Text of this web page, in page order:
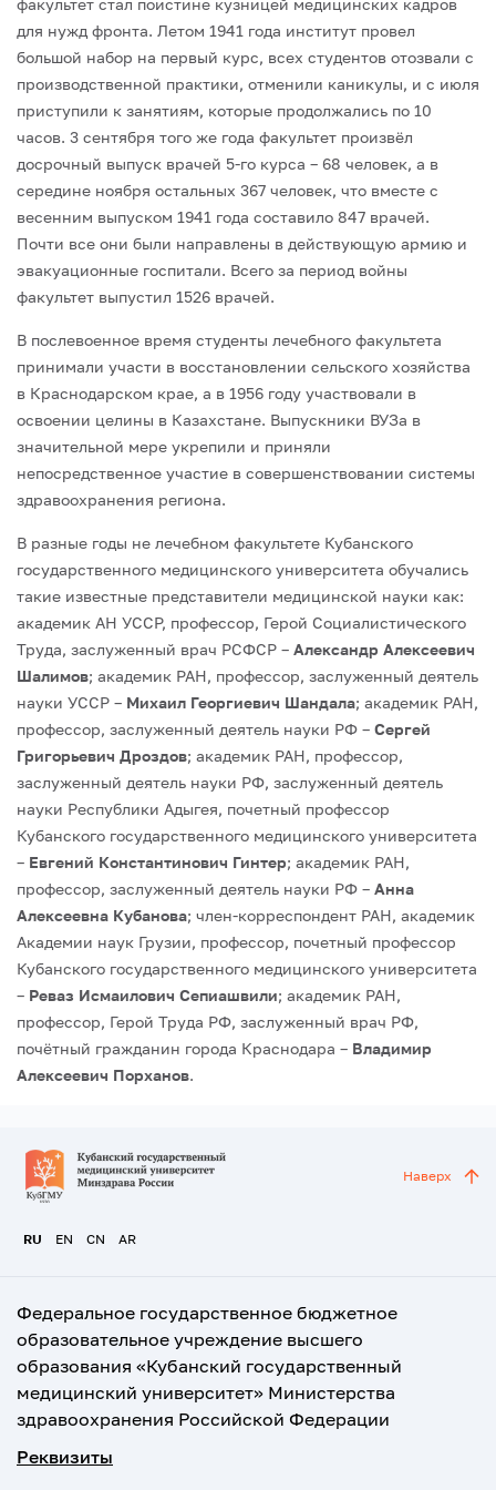
факультет стал поистине кузницей медицинских кадров
для нужд фронта. Летом 1941 года институт провел
большой набор на первый курс, всех студентов отозвали с
производственной практики, отменили каникулы, и с июля
приступили к занятиям, которые продолжались по 10
часов. 3 сентября того же года факультет произвёл
досрочный выпуск врачей 5-го курса – 68 человек, а в
середине ноября остальных 367 человек, что вместе с
весенним выпуском 1941 года составило 847 врачей.
Почти все они были направлены в действующую армию и
эвакуационные госпитали. Всего за период войны
факультет выпустил 1526 врачей.
В послевоенное время студенты лечебного факультета
принимали участи в восстановлении сельского хозяйства
в Краснодарском крае, а в 1956 году участвовали в
освоении целины в Казахстане. Выпускники ВУЗа в
значительной мере укрепили и приняли
непосредственное участие в совершенствовании системы
здравоохранения региона.
В разные годы не лечебном факультете Кубанского
государственного медицинского университета обучались
такие известные представители медицинской науки как:
академик АН УССР, профессор, Герой Социалистического
Труда, заслуженный врач РСФСР – Александр Алексеевич
Шалимов; академик РАН, профессор, заслуженный деятель
науки УССР – Михаил Георгиевич Шандала; академик РАН,
профессор, заслуженный деятель науки РФ – Сергей
Григорьевич Дроздов; академик РАН, профессор,
заслуженный деятель науки РФ, заслуженный деятель
науки Республики Адыгея, почетный профессор
Кубанского государственного медицинского университета
– Евгений Константинович Гинтер; академик РАН,
профессор, заслуженный деятель науки РФ – Анна
Алексеевна Кубанова; член-корреспондент РАН, академик
Академии наук Грузии, профессор, почетный профессор
Кубанского государственного медицинского университета
– Реваз Исмаилович Сепиашвили; академик РАН,
профессор, Герой Труда РФ, заслуженный врач РФ,
почётный гражданин города Краснодара – Владимир
Алексеевич Порханов.
RU EN CN AR
Наверх
Федеральное государственное бюджетное
образовательное учреждение высшего
образования «Кубанский государственный
медицинский университет» Министерства
здравоохранения Российской Федерации
Реквизиты